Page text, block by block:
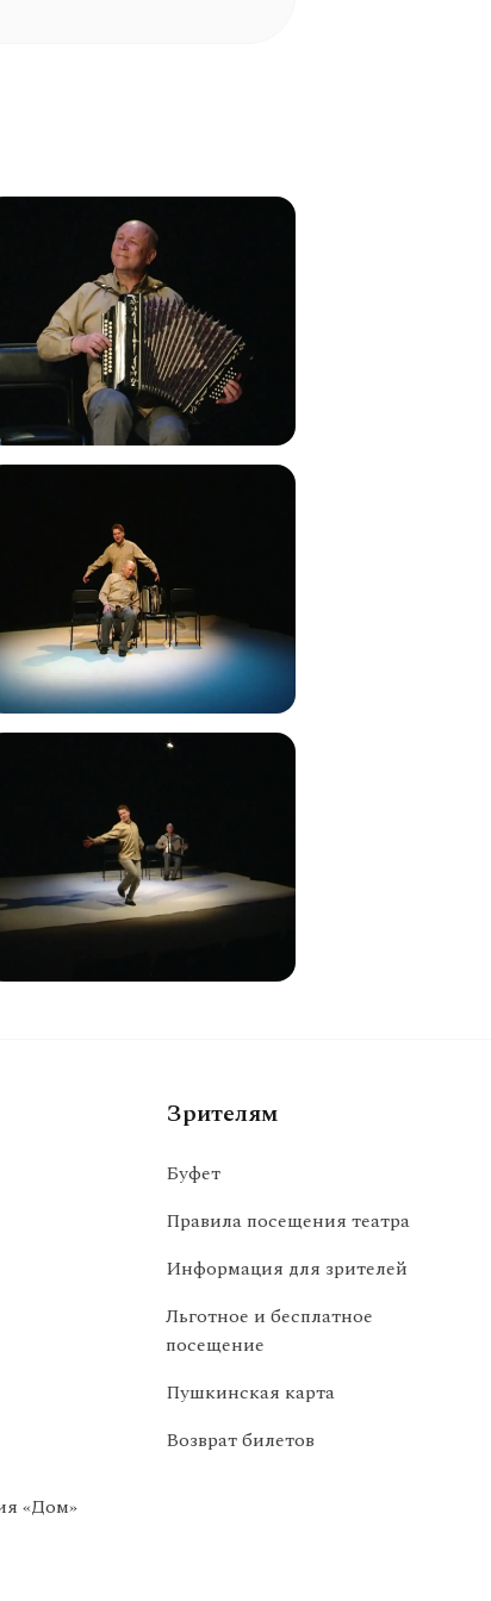
«Дом»
Зрителям
Буфет
Правила посещения театра
Информация для зрителей
Льготное и бесплатное
посещение
Пушкинская карта
Возврат билетов